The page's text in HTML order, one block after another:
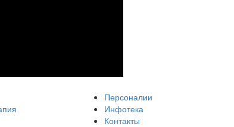
Персоналии
Инфотека
Контакты